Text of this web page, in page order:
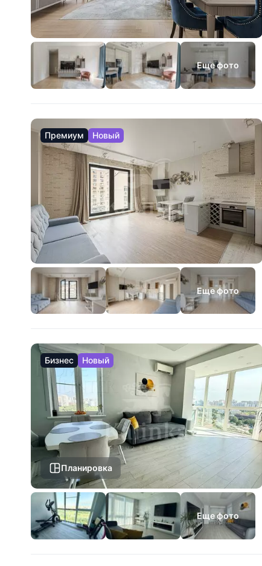
Еще фото
Премиум Новый
Еще фото
Бизнес Новый
Планировка
Еще фото